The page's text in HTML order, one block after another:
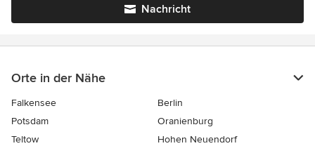
Nachricht
Orte in der Nähe
Falkensee
Berlin
Potsdam
Oranienburg
Teltow
Hohen Neuendorf